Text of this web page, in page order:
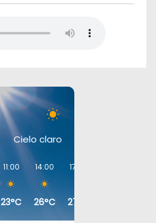
Cielo claro
11:00
23°C
14:00
26°C
17:00
27°C